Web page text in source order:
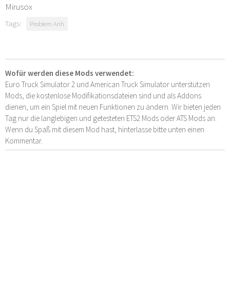
Mirusox
Tags: Problem Anh
Wofür werden diese Mods verwendet:
Euro Truck Simulator 2 und American Truck Simulator unterstützen
Mods, die kostenlose Modifikationsdateien sind und als Addons
dienen, um ein Spiel mit neuen Funktionen zu ändern. Wir bieten jeden
Tag nur die langlebigen und getesteten ETS2 Mods oder ATS Mods an.
Wenn du Spaß mit diesem Mod hast, hinterlasse bitte unten einen
Kommentar.